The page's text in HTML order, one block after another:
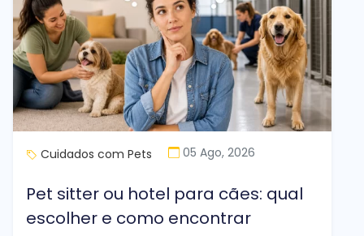
Cuidados com Pets 05 Ago, 2026
Pet sitter ou hotel para cães: qual
escolher e como encontrar